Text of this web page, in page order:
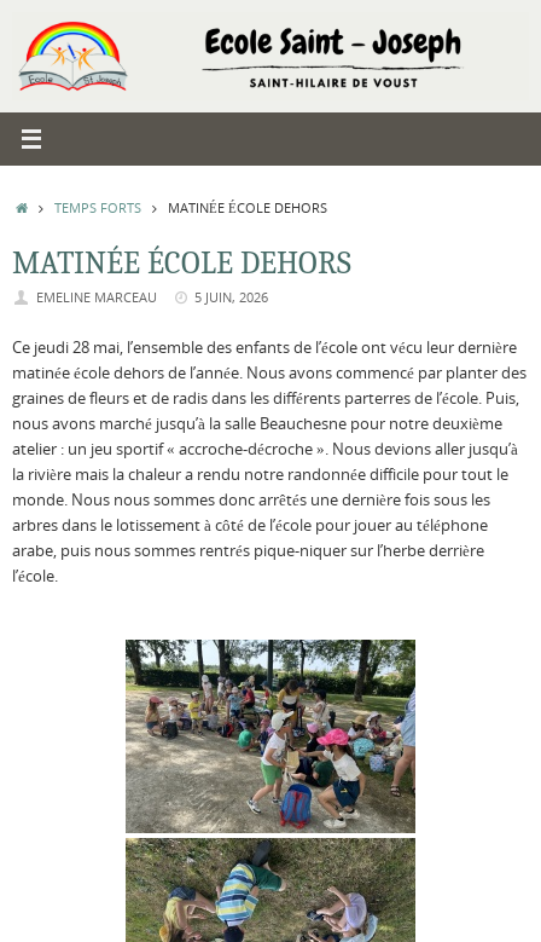
contenu
ACCUEIL
TEMPS FORTS MATINÉE ÉCOLE DEHORS
MATINÉE ÉCOLE DEHORS
EMELINE MARCEAU 5 JUIN, 2026
Ce jeudi 28 mai, l’ensemble des enfants de l’école ont vécu leur dernière
matinée école dehors de l’année. Nous avons commencé par planter des
graines de fleurs et de radis dans les différents parterres de l’école. Puis,
nous avons marché jusqu’à la salle Beauchesne pour notre deuxième
atelier : un jeu sportif « accroche-décroche ». Nous devions aller jusqu’à
la rivière mais la chaleur a rendu notre randonnée difficile pour tout le
monde. Nous nous sommes donc arrêtés une dernière fois sous les
arbres dans le lotissement à côté de l’école pour jouer au téléphone
arabe, puis nous sommes rentrés pique-niquer sur l’herbe derrière
l’école.